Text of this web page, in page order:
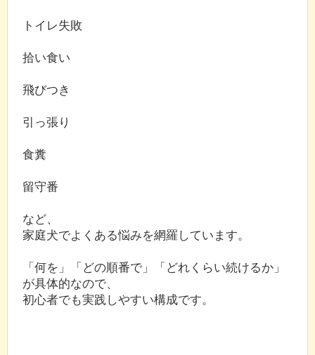
トイレ失敗
拾い食い
飛びつき
引っ張り
食糞
留守番
など、
家庭犬でよくある悩みを網羅しています。
「何を」「どの順番で」「どれくらい続けるか」
が具体的なので、
初心者でも実践しやすい構成です。